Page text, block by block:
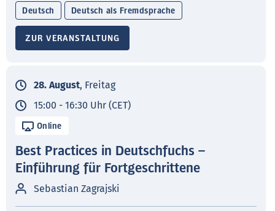
Deutsch Deutsch als Fremdsprache
ZUR VERANSTALTUNG
28. August, Freitag
15:00 - 16:30 Uhr (CET)
Online
Best Practices in Deutschfuchs –
Einführung für Fortgeschrittene
Sebastian Zagrajski